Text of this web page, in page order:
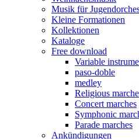
Musik für
Kleine Formationen
Kollektionen
Kataloge
Free download
Variable
paso-doble
medley
Religious
Concert marches
Symphonic
Parade marches
Ankündigungen